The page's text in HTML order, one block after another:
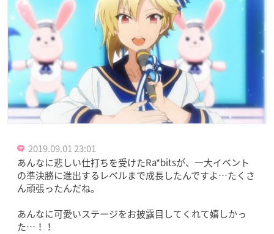
2019.09.01 23:01
あんなに悲しい仕打ちを受けたRa*bitsが、一大イベント
の準決勝に進出するレベルまで成長したんですよ…たくさ
ん頑張ったんだね。
あんなに可愛いステージをお披露目してくれて嬉しかっ
た…！！